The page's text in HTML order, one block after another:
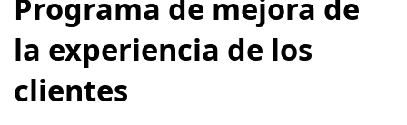
Programa de mejora de
la experiencia de los
clientes